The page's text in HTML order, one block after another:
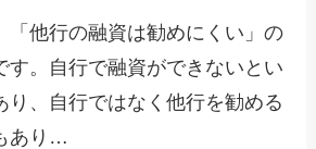
「他行の融資は勧めにくい」の
す。自行で融資ができないとい
り、自行ではなく他行を勧める
あり…